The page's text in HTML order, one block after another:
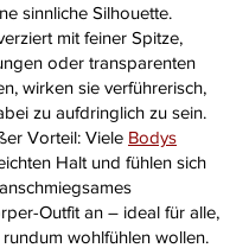
sinnliche Silhouette.
mit feiner Spitze,
oder transparenten
wirken sie verführerisch,
zu aufdringlich zu sein.
Vorteil: Viele Bodys
Halt und fühlen sich
Outfit an – ideal für alle,
wohlfühlen wollen.